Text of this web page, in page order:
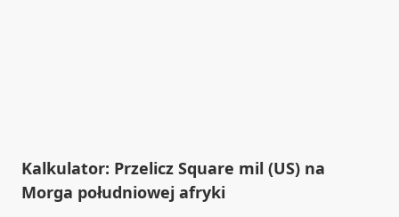
Kalkulator: Przelicz Square mil (US) na
Morga południowej afryki